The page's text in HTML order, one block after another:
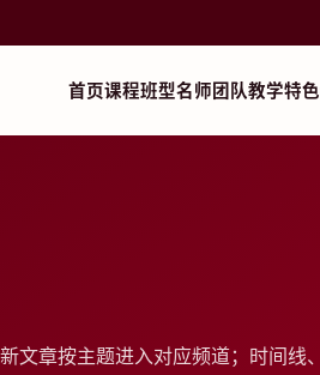
首页课程班型名师团队教学特色
文章按主题进入对应频道；时间线